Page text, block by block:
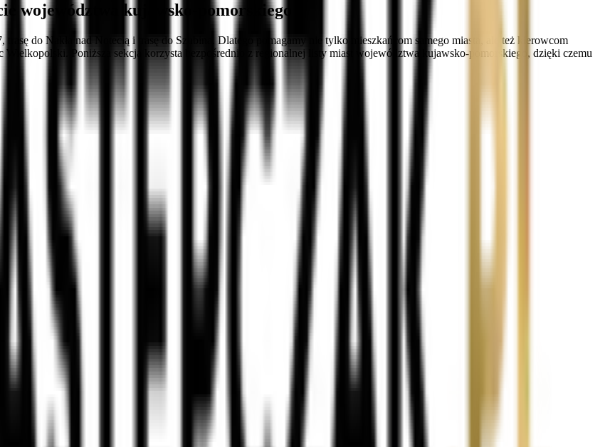
województwa kujawsko-pomorskiego
do Nakła nad Notecią i trasę do Szubina. Dlatego pomagamy nie tylko mieszkańcom samego miasta, ale też kierowcom
Poniższa sekcja korzysta bezpośrednio z regionalnej listy miast województwa kujawsko-pomorskiego, dzięki czemu